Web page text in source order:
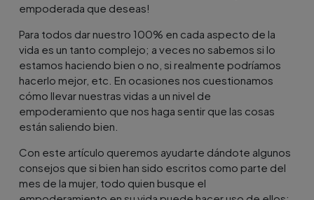
empoderada que deseas!
Para todos dar nuestro 100% en cada aspecto de la
vida es un tanto complejo; a veces no sabemos si lo
estamos haciendo bien o no, si realmente podríamos
hacerlo mejor, etc. En ocasiones nos cuestionamos
cómo llevar nuestras vidas a un nivel de
empoderamiento que nos haga sentir que las cosas
están saliendo bien.
Con este artículo queremos ayudarte dándote algunos
consejos que si bien han sido escritos como parte del
mes de la mujer, todo quien busque el